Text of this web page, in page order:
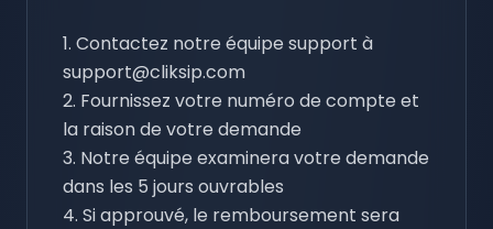
1. Contactez notre équipe support à
support@cliksip.com
2. Fournissez votre numéro de compte et
la raison de votre demande
3. Notre équipe examinera votre demande
dans les 5 jours ouvrables
4. Si approuvé, le remboursement sera